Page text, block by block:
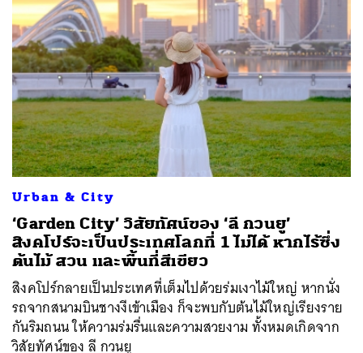
Urban & City
‘Garden City’ วิสัยทัศน์ของ ‘ลี กวนยู’
สิงคโปร์จะเป็นประเทศโลกที่ 1 ไม่ได้ หากไร้ซึ่ง
ต้นไม้ สวน และพื้นที่สีเขียว
สิงคโปร์กลายเป็นประเทศที่เต็มไปด้วยร่มเงาไม้ใหญ่ หากนั่ง
รถจากสนามบินชางงีเข้าเมือง ก็จะพบกับต้นไม้ใหญ่เรียงราย
กันริมถนน ให้ความร่มรื่นและความสวยงาม ทั้งหมดเกิดจาก
วิสัยทัศน์ของ ลี กวนยู